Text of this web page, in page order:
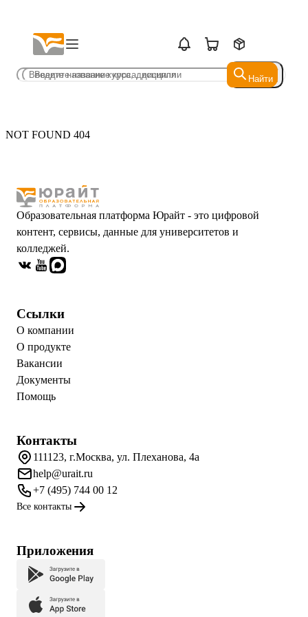
Найти
Найти
NOT FOUND 404
Образовательная платформа Юрайт - это цифровой
контент, сервисы, данные для университетов и
колледжей.
Ссылки
О компании
О продукте
Вакансии
Документы
Помощь
Контакты
111123, г.Москва, ул. Плеханова, 4а
help@urait.ru
+7 (495) 744 00 12
Все контакты
Приложения